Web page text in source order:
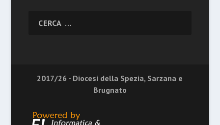
2017/26 - Diocesi della Spezia, Sarzana e
Brugnato